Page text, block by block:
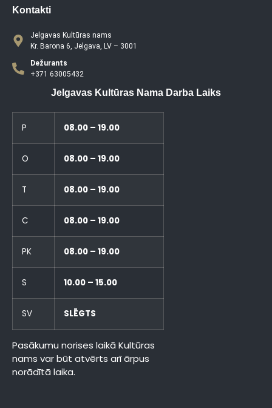
Kontakti
Jelgavas Kultūras nams
Kr. Barona 6, Jelgava, LV – 3001
Dežurants
+371 63005432
Jelgavas Kultūras Nama Darba Laiks
P 08.00 – 19.00
O 08.00 – 19.00
T 08.00 – 19.00
C 08.00 – 19.00
PK 08.00 – 19.00
S 10.00 – 15.00
SV SLĒGTS
Pasākumu norises laikā Kultūras
nams var būt atvērts arī ārpus
norādītā laika.